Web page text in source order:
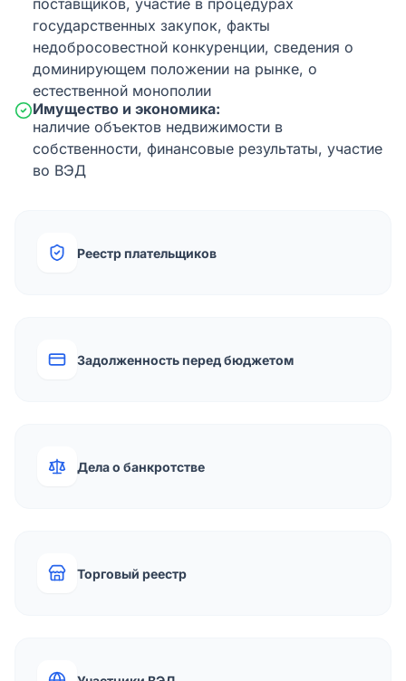
поставщиков, участие в процедурах
государственных закупок, факты
недобросовестной конкуренции, сведения о
доминирующем положении на рынке, о
естественной монополии
Имущество и экономика:
наличие объектов недвижимости в
собственности, финансовые результаты, участие
во ВЭД
Реестр плательщиков
Задолженность перед бюджетом
Дела о банкротстве
Торговый реестр